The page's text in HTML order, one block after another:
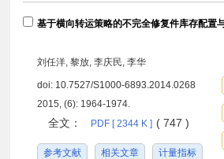
基于横向转运策略的不完全修复件库存配置
刘任洋, 黎放, 李庆民, 李华
doi: 10.7527/S1000-6893.2014.0268
2015, (6): 1964-1974.
全文： PDF [ 2344 K ] ( 747 )
参考文献 相关文章 计量指标